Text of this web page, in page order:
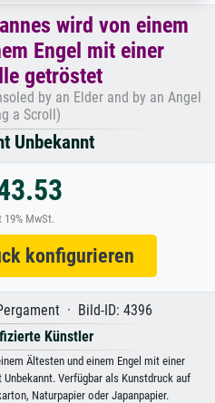
wird von einem
Engel mit einer
getröstet
by an Elder and by an Angel
a Scroll)
Unbekannt
19% MwSt.
konfigurieren
· Bild-ID: 4396
Künstler
Ältesten und einem Engel mit einer
Verfügbar als Kunstdruck auf
Naturpapier oder Japanpapier.